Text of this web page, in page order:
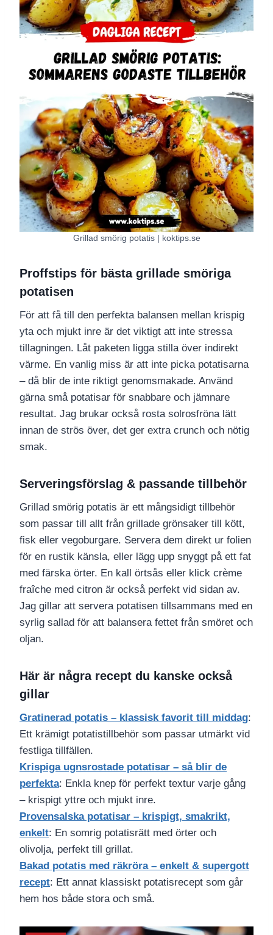
Grillad smörig potatis | koktips.se
Proffstips för bästa grillade smöriga
potatisen
För att få till den perfekta balansen mellan krispig
yta och mjukt inre är det viktigt att inte stressa
tillagningen. Låt paketen ligga stilla över indirekt
värme. En vanlig miss är att inte picka potatisarna
– då blir de inte riktigt genomsmakade. Använd
gärna små potatisar för snabbare och jämnare
resultat. Jag brukar också rosta solrosfröna lätt
innan de strös över, det ger extra crunch och nötig
smak.
Serveringsförslag & passande tillbehör
Grillad smörig potatis är ett mångsidigt tillbehör
som passar till allt från grillade grönsaker till kött,
fisk eller vegoburgare. Servera dem direkt ur folien
för en rustik känsla, eller lägg upp snyggt på ett fat
med färska örter. En kall örtsås eller klick crème
fraîche med citron är också perfekt vid sidan av.
Jag gillar att servera potatisen tillsammans med en
syrlig sallad för att balansera fettet från smöret och
oljan.
Här är några recept du kanske också
gillar
Gratinerad potatis – klassisk favorit till middag:
Ett krämigt potatistillbehör som passar utmärkt vid
festliga tillfällen.
Krispiga ugnsrostade potatisar – så blir de
perfekta: Enkla knep för perfekt textur varje gång
– krispigt yttre och mjukt inre.
Provensalska potatisar – krispigt, smakrikt,
enkelt: En somrig potatisrätt med örter och
olivolja, perfekt till grillat.
Bakad potatis med räkröra – enkelt & supergott
recept: Ett annat klassiskt potatisrecept som går
hem hos både stora och små.